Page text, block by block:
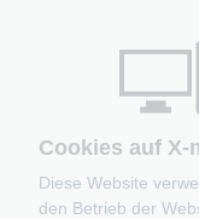
Cookies auf X-
Diese Website
den Betrieb der